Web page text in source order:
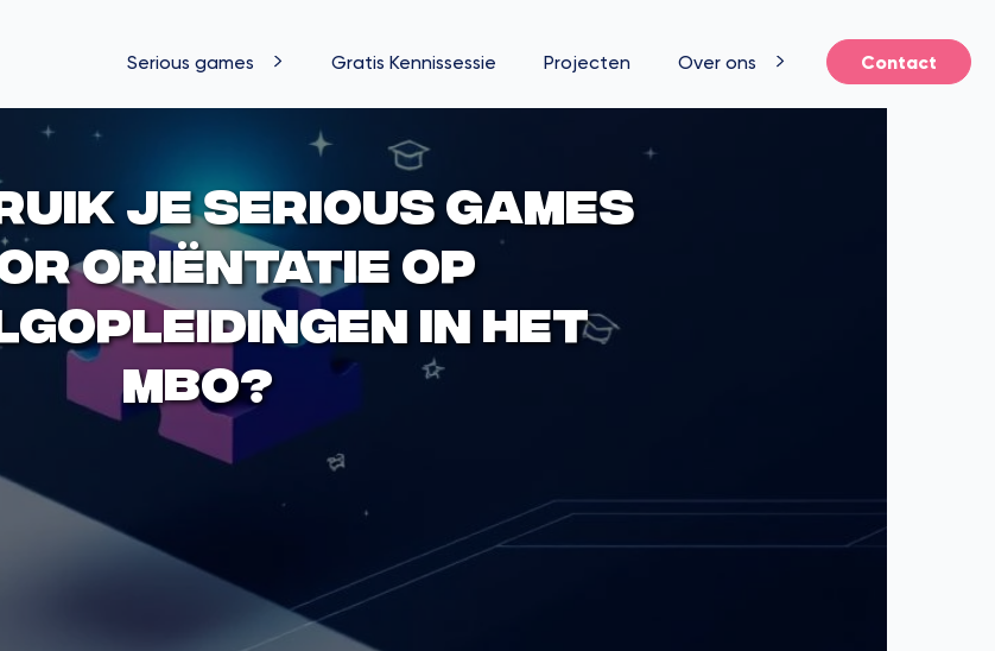
Serious games Gratis Kennissessie Projecten Over ons Contact
je serious games
oriëntatie op
in het
MBO?